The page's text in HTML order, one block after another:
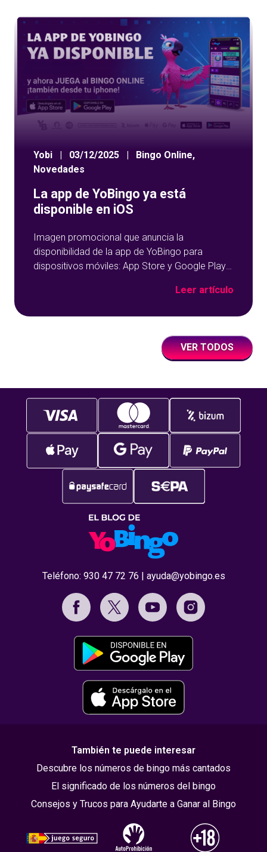
Yobi | 03/12/2025 | Bingo Online,
Novedades
La app de YoBingo ya está
disponible en iOS
Imagen promocional que anuncia la
disponibilidad de la app de YoBingo para
dispositivos móviles: App Store y Google Play
Leer artículo
VER TODOS
Teléfono: 930 47 72 76 | ayuda@yobingo.es
También te puede interesar
Descubre los números de bingo más cantados
El significado de los números del bingo
Consejos y Trucos para Ayudarte a Ganar al Bingo